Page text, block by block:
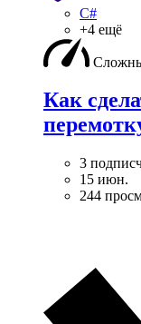
C#
+4 ещё
Как
3
15 июн.
244